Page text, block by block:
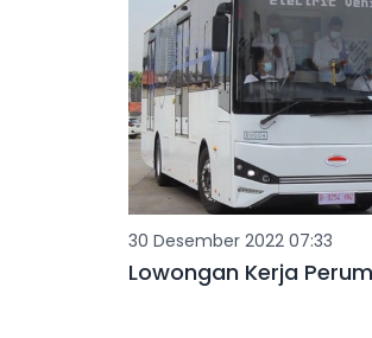
30 Desember 2022 07:33
Lowongan Kerja